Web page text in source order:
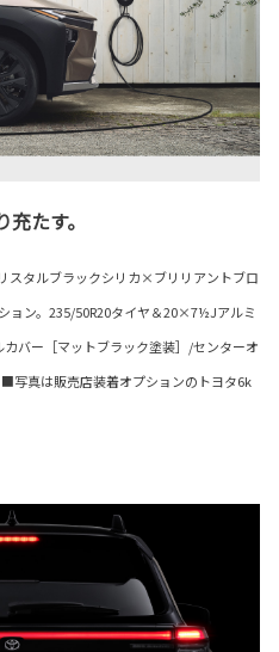
たす。
スタルブラックシリカ×ブリリアントブロ
ョン。235/50R20タイヤ＆20×7½Jアルミ
バー［マットブラック塗装］/センターオ
写真は販売店装着オプションのトヨタ6k